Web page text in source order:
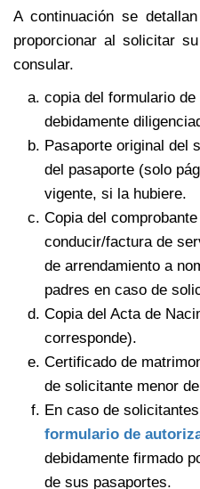
A continuación se
proporcionar al solicitar
consular.
copia del formulario
debidamente
Pasaporte original del
del pasaporte (solo
vigente, si la hubiere.
Copia del
conducir/factura de
de arrendamiento a
padres en caso de
Copia del Acta de
corresponde).
Certificado de
de solicitante menor
En caso de
formulario de
debidamente firmado
de sus pasaportes.